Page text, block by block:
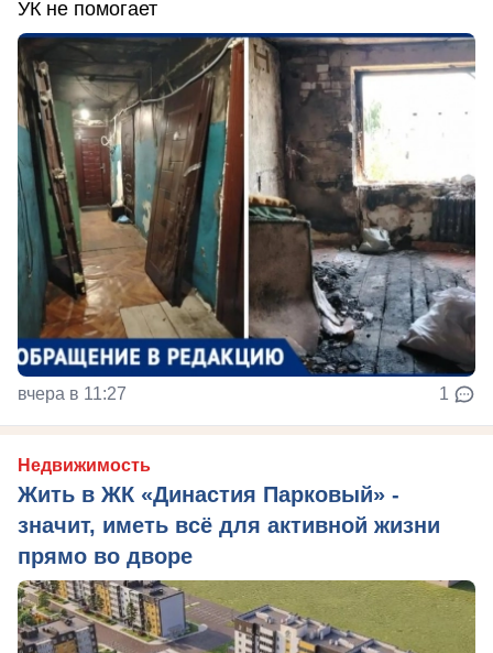
УК не помогает
вчера в 11:27 1
Недвижимость
Жить в ЖК «Династия Парковый» -
значит, иметь всё для активной жизни
прямо во дворе